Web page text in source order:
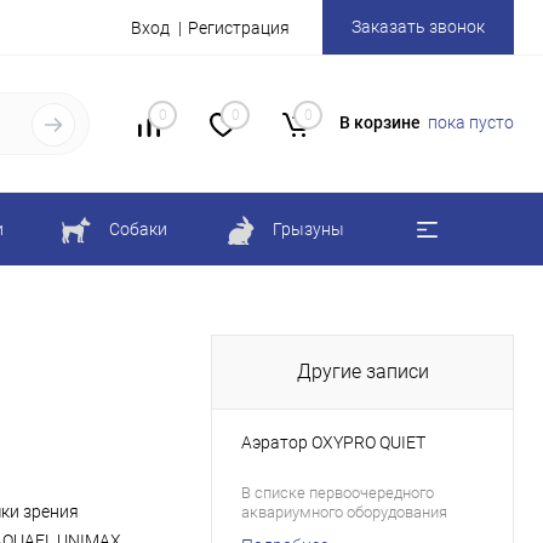
Вход Регистрация Заказать звонок
0 0 0 В корзине пока пусто
Собаки Грызуны
зрения
Другие записи
Аэратор OXYPRO QUIET
В списке первоочередного
аквариумного оборудования